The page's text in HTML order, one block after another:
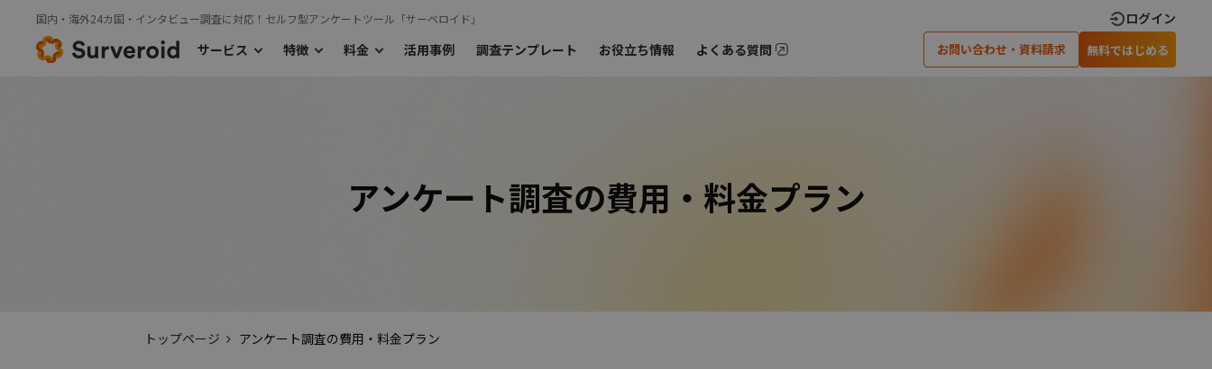
国内・海外24カ国・インタビュー調査に対応！セルフ型アンケートツール「サーベロイド」
ログイン
サービス
特徴 料金 活用事例 調査テンプレート お役立ち情報 よくある質問 お問い合わせ・資料請求 無料ではじめる
アンケート調査の費用 ・ 料金プラン
トップページ アンケート調査の費用・料金プラン